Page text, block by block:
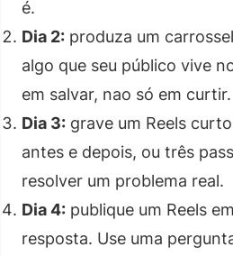
é.
Dia 2: produza um
algo que seu público vive
em salvar, nao só em curtir.
Dia 3: grave um Reels
antes e depois, ou três
resolver um problema real.
Dia 4: publique um Reels
resposta. Use uma